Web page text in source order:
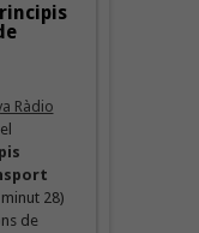
Ràdio
28)
de